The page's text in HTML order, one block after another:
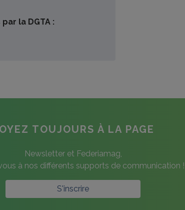
la DGTA :
TOUJOURS À LA PAGE
Newsletter et Federiamag,
à nos différents supports de communication !
S'inscrire